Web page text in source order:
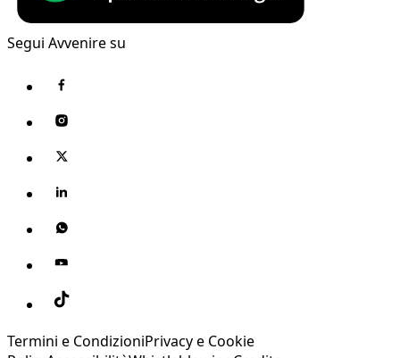
Segui Avvenire su
Termini e CondizioniPrivacy e Cookie